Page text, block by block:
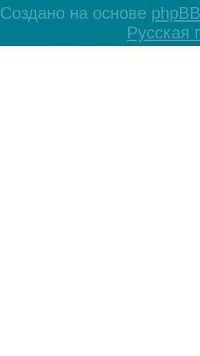
Создано на основе phpBB
Русская